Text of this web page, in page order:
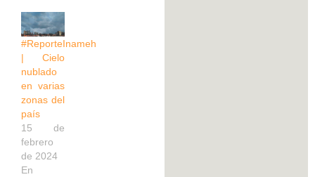
#ReporteInameh
| Cielo
nublado
en varias
zonas del
país
15 de
febrero
de 2024
En